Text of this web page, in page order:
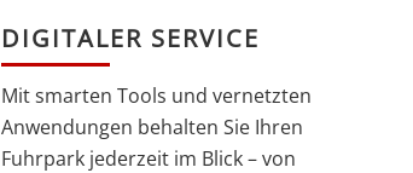
DIGITALER SERVICE
Mit smarten Tools und vernetzten
Anwendungen behalten Sie Ihren
Fuhrpark jederzeit im Blick – von